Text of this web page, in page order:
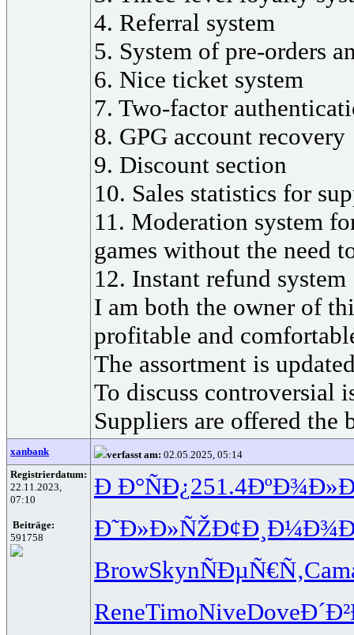
4. Referral system
5. System of pre-orders
6. Nice ticket system
7. Two-factor
8. GPG account recovery
9. Discount section
10. Sales statistics for
11. Moderation system
games without the need
12. Instant refund system
I am both the owner of
profitable and
The assortment is
To discuss controversial
Suppliers are offered the
xanbank verfasst am: 02.05.2025, 05:14
Registrierdatum:
22.11.2023,
07:10
Beiträge:
591758
Ð Ð°ÑÐ¿251.4
Ð˜Ð»Ð»ÑŽÐ¢Ð¸Ð¼Ð¾
BrowSkynÑÐµÑ€Ñ‚
ReneTimoNiveDove